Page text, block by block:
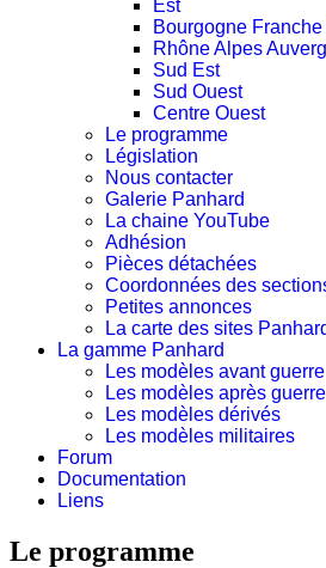
Est
Bourgogne
Rhône Alpes
Sud Est
Sud Ouest
Centre Ouest
Le programme
Législation
Nous contacter
Galerie Panhard
La chaine YouTube
Adhésion
Pièces détachées
Coordonnées des
Petites annonces
La carte des sites
La gamme Panhard
Les modèles avant guerre
Les modèles après guerre
Les modèles dérivés
Les modèles militaires
Forum
Documentation
Liens
Le programme